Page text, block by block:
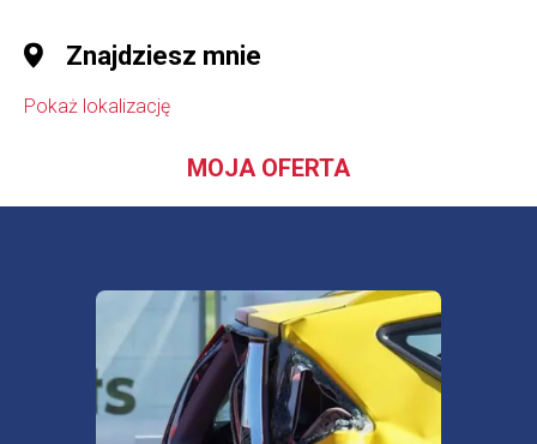
Znajdziesz mnie
Pokaż lokalizację
MOJA OFERTA